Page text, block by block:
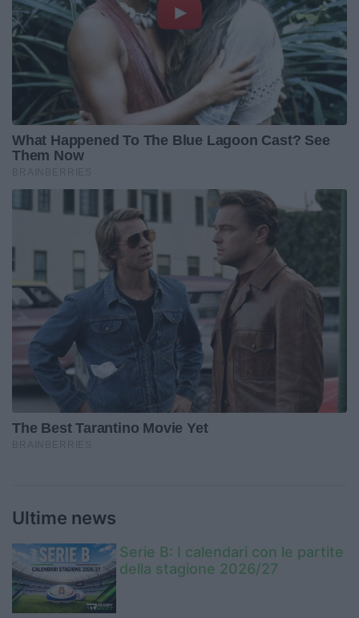
Ultime news
Serie B: I calendari con le partite
della stagione 2026/27